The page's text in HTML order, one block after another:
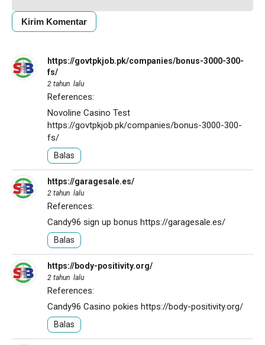
https://govtpkjob.pk/companies/bonus-3000-300-
fs/
2 tahun lalu
References:
Novoline Casino Test
https://govtpkjob.pk/companies/bonus-3000-300-
fs/
Balas
https://garagesale.es/
2 tahun lalu
References:
Candy96 sign up bonus https://garagesale.es/
Balas
https://body-positivity.org/
2 tahun lalu
References:
Candy96 Casino pokies https://body-positivity.org/
Balas